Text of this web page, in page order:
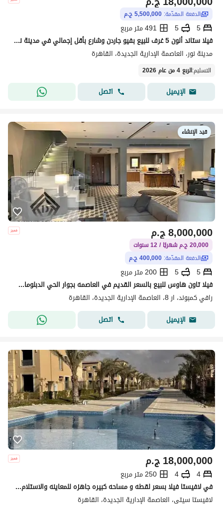
الدفعة المقدّمة: 5,500,000 ج.م
5
5
491 متر مربع
فيلا ستاند ألون 5 غرف للبيع بفيو جاردن وشارع بأقل إجمالي في مدينة نور استلام سنة ونصف
مدينة نور، العاصمة الإدارية الجديدة، القاهرة
التسليم:الربع 4 من عام 2026
الإيميل اتصل
قيد الإنشاء
ج.م8,000,000
20,000 ج.م شهريًا / 12 سنوات
الدفعة المقدّمة: 400,000 ج.م
5
5
200 متر مربع
فيلا تاون هاوس للبيع بالسعر القديم في العاصمه بجوار الحي الدبلوماسي واكبر منطقه خدمات بالR8 بالتقسيط علي 12 سنه
رافي كمبوند، ار 8، العاصمة الإدارية الجديدة، القاهرة
الإيميل
اتصل
ج.م18,000,000
4
4
250 متر مربع
في لافيستا فيلا بسعر لقطه و مساحه كبيره جاهزه للمعاينه والاستلام فوري4 غرف بالتقسيط .
لافيستا سيتى، العاصمة الإدارية الجديدة، القاهرة